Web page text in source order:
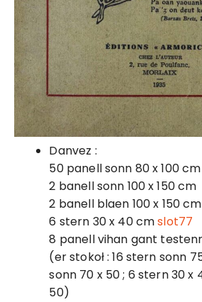
Danvez :
50 panell sonn 80 x 100 cm
2 banell sonn 100 x 150 cm
2 banell blaen 100 x 150 cm
6 stern 30 x 40 cmslot77
8 panell vihan gant
(er stokoł : 16 stern sonn
sonn 70 x 50 ; 6 stern 30 x
50)